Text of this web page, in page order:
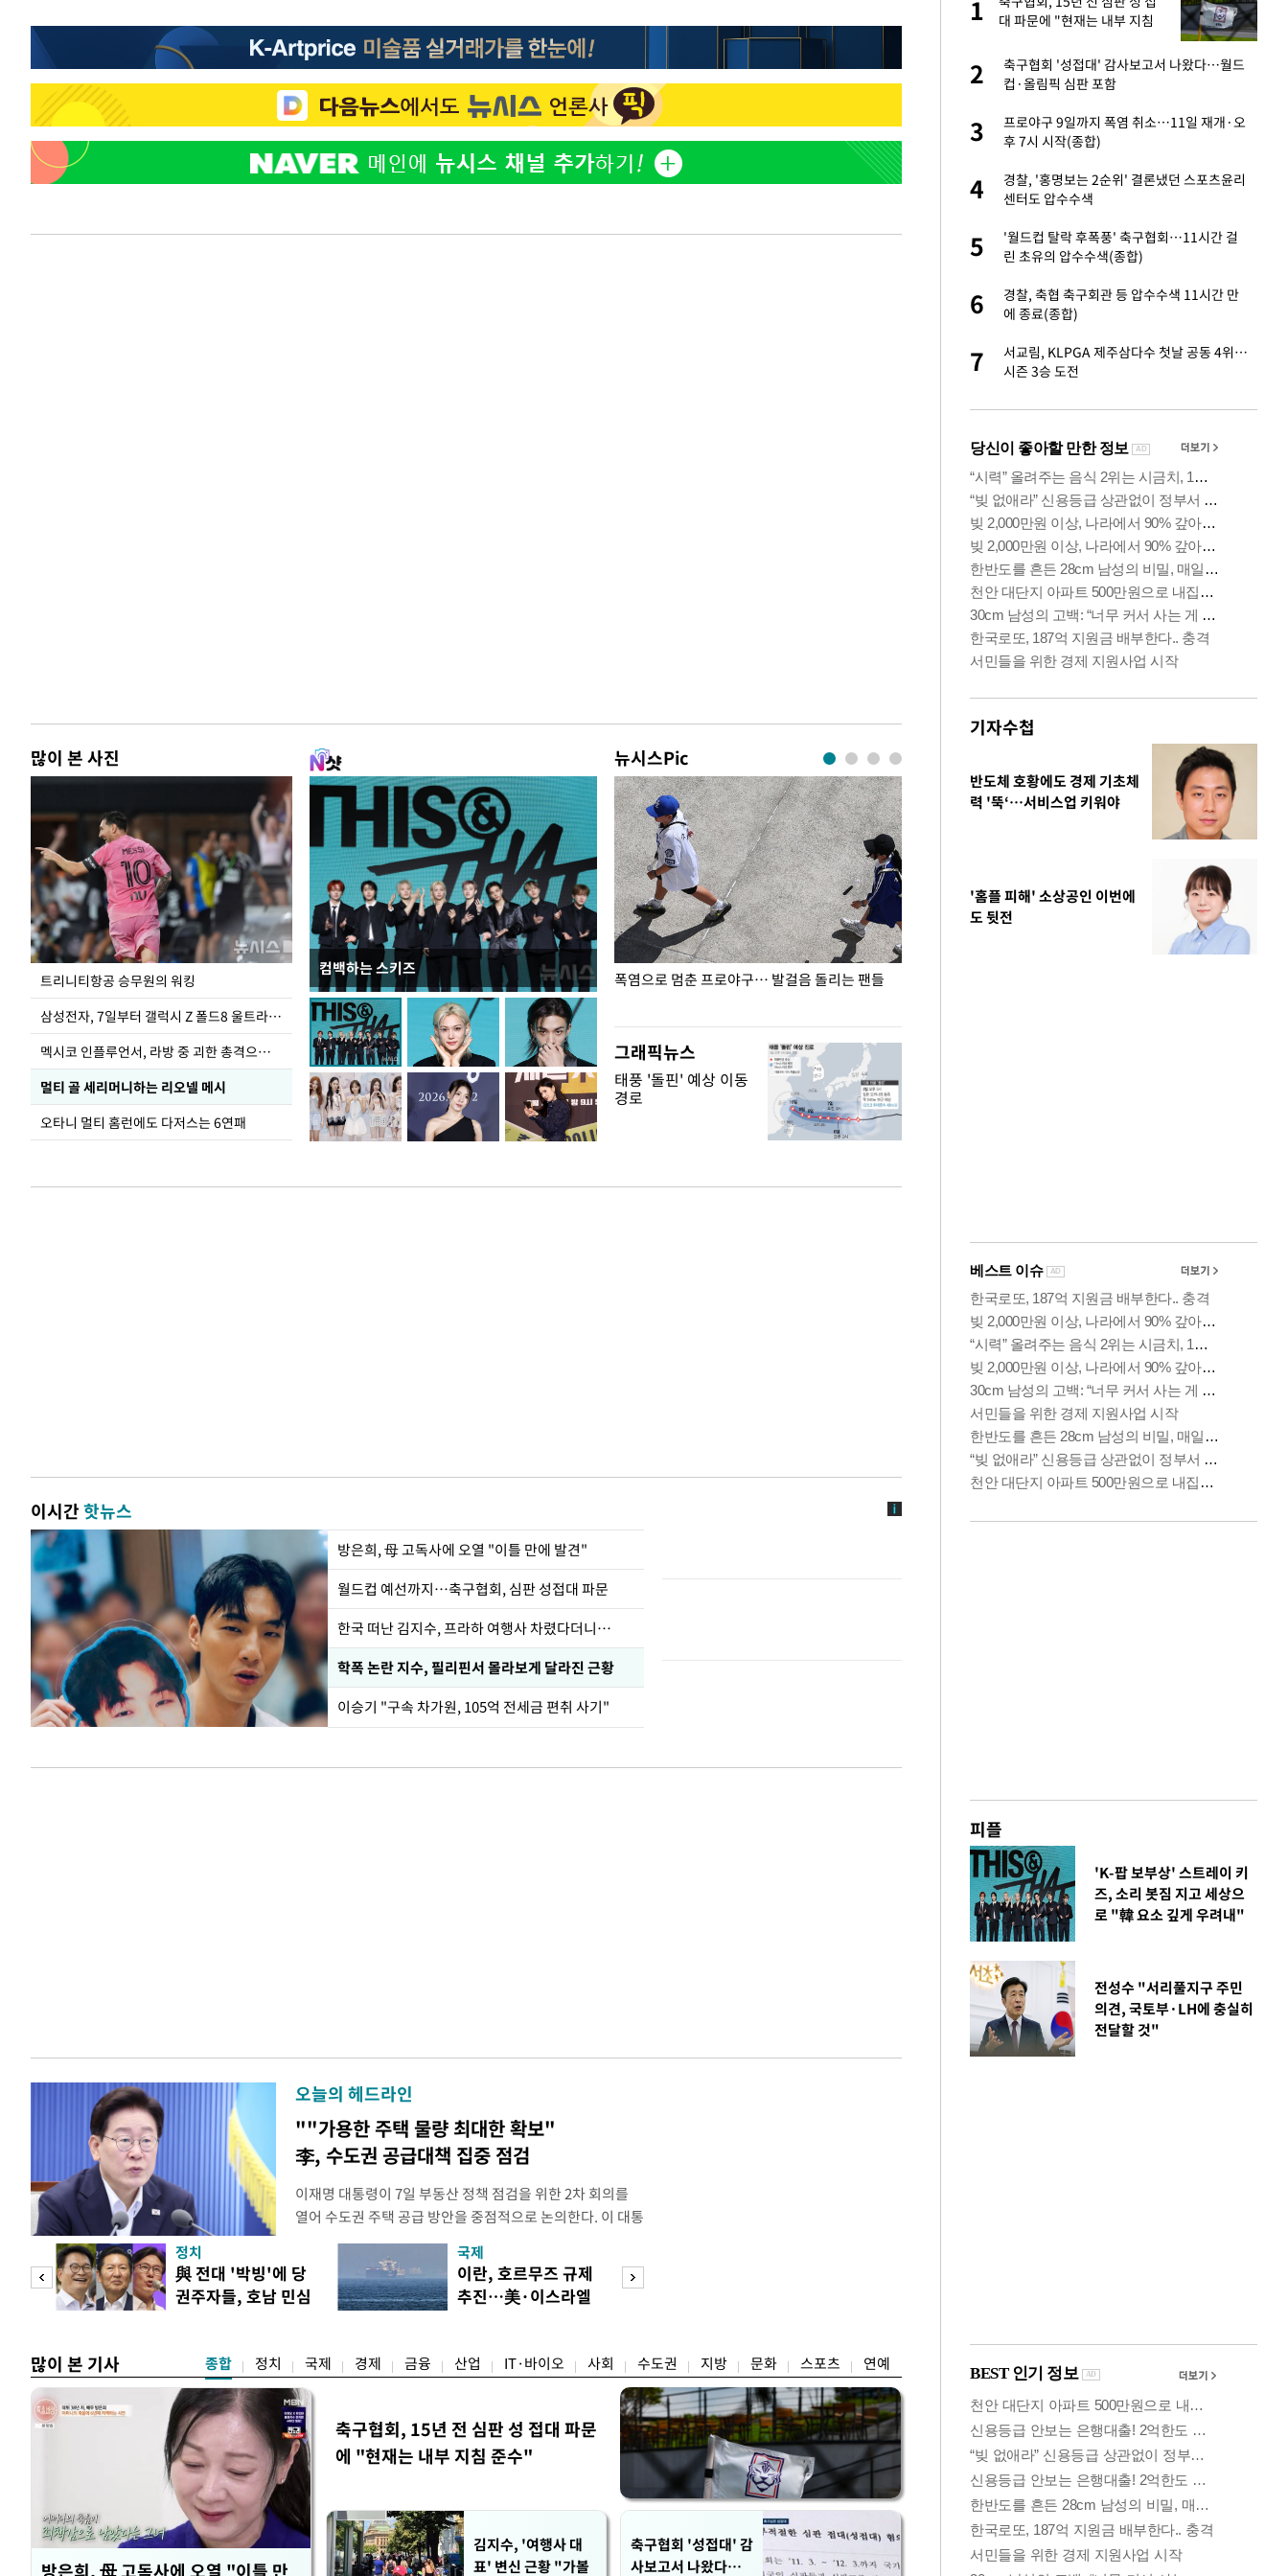
많이 본 사진
트리니티항공 승무원의 워킹
삼성전자, 7일부터 갤럭시 Z 폴드8 울트라·폴드8·플립8 출시
멕시코 인플루언서, 라방 중 괴한 총격으로 사망
멀티 골 세리머니하는 리오넬 메시
오타니 멀티 홈런에도 다저스는 6연패
컴백하는 스키즈
뉴시스Pic
입추 하루 앞둔 전남광주… 열화상 카메라에 담긴
폭염
폭염으로 멈춘 프로야구… 발걸음 돌리는 팬들
그래픽뉴스
태풍 '돌핀' 예상 이동
경로
이시간핫뉴스
방은희, 母 고독사에 오열 "이틀 만에 발견"
월드컵 예선까지…축구협회, 심판 성접대 파문
한국 떠난 김지수, 프라하 여행사 차렸다더니…
학폭 논란 지수, 필리핀서 몰라보게 달라진 근황
이승기 "구속 차가원, 105억 전세금 편취 사기"
오늘의 헤드라인
""가용한 주택 물량 최대한 확보"
李, 수도권 공급대책 집중 점검
이재명 대통령이 7일 부동산 정책 점검을 위한 2차 회의를
열어 수도권 주택 공급 방안을 중점적으로 논의한다. 이 대통
령은 이날 오후 2시 청와대에서 부동산 정책 점검 2차 회의
를 비공개로 주재한다. 지난 3일 부동산·주식 시장 점검 비
공개 회의에서 "가용한 주택 공급 물량을 최대한 확보하
라"고 지시한 지 나흘 만이다. 앞서 이 대통령은 1차
정치
與 전대 '박빙'에 당
권주자들, 호남 민심
국제
이란, 호르무즈 규제
추진…美·이스라엘
많이 본 기사 종합 정치 국제 경제 금융 산업 IT·바이오 사회 수도권 지방 문화 스포츠 연예
방은희, 母 고독사에 오열 "이틀 만
축구협회, 15년 전 심판 성 접대 파문
에 "현재는 내부 지침 준수"
김지수, '여행사 대
표' 변신 근황 "가볼
축구협회 '성접대' 감
사보고서 나왔다…
2
축구협회, 15년 전 심판 성 접대 파문에 "현
재는 내부 지침 준수"
3
김지수, '여행사 대표' 변신 근황 "가볼 만하
니…"
4
축구협회 '성접대' 감사보고서 나왔다…월드
5
프로야구 9일까지 폭염 취소…11일 재개·오
1
대 파문에 "현재는 내부 지침
2
축구협회 '성접대' 감사보고서 나왔다…월드
컵·올림픽 심판 포함
3
프로야구 9일까지 폭염 취소…11일 재개·오
후 7시 시작(종합)
4
경찰, '홍명보는 2순위' 결론냈던 스포츠윤리
센터도 압수수색
5
'월드컵 탈락 후폭풍' 축구협회…11시간 걸
린 초유의 압수수색(종합)
6
경찰, 축협 축구회관 등 압수수색 11시간 만
에 종료(종합)
7
서교림, KLPGA 제주삼다수 첫날 공동 4위…
시즌 3승 도전
기자수첩
반도체 호황에도 경제 기초체
력 '뚝‘…서비스업 키워야
'홈플 피해' 소상공인 이번에
도 뒷전
피플
'K-팝 보부상' 스트레이 키
즈, 소리 봇짐 지고 세상으
로 "韓 요소 깊게 우려내"
전성수 "서리풀지구 주민
의견, 국토부·LH에 충실히
전달할 것"